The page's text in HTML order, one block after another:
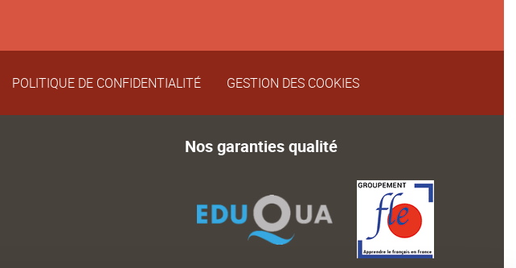
POLITIQUE DE CONFIDENTIALITÉ GESTION DES COOKIES
Nos garanties qualité